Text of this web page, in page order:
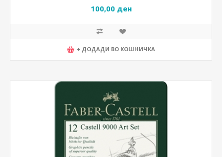
100,00 ден
+ ДОДАДИ ВО КОШНИЧКА